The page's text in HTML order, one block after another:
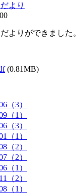
より
よりができました。
(0.81MB)
（3）
（1）
（3）
（1）
（2）
（2）
（1）
（2）
（1）